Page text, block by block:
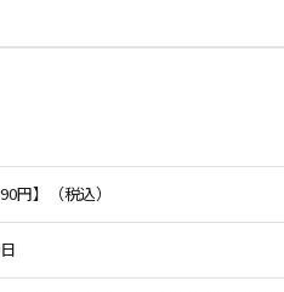
円】（税込）